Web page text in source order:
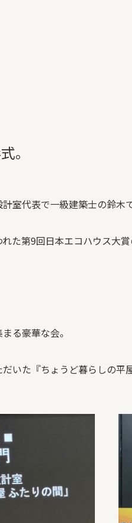
。
室代表で一級建築士の鈴木で
た第9回日本エコハウス大
る豪華な会。
いた『ちょうど暮らしの平